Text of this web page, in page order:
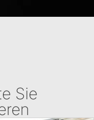
Sie